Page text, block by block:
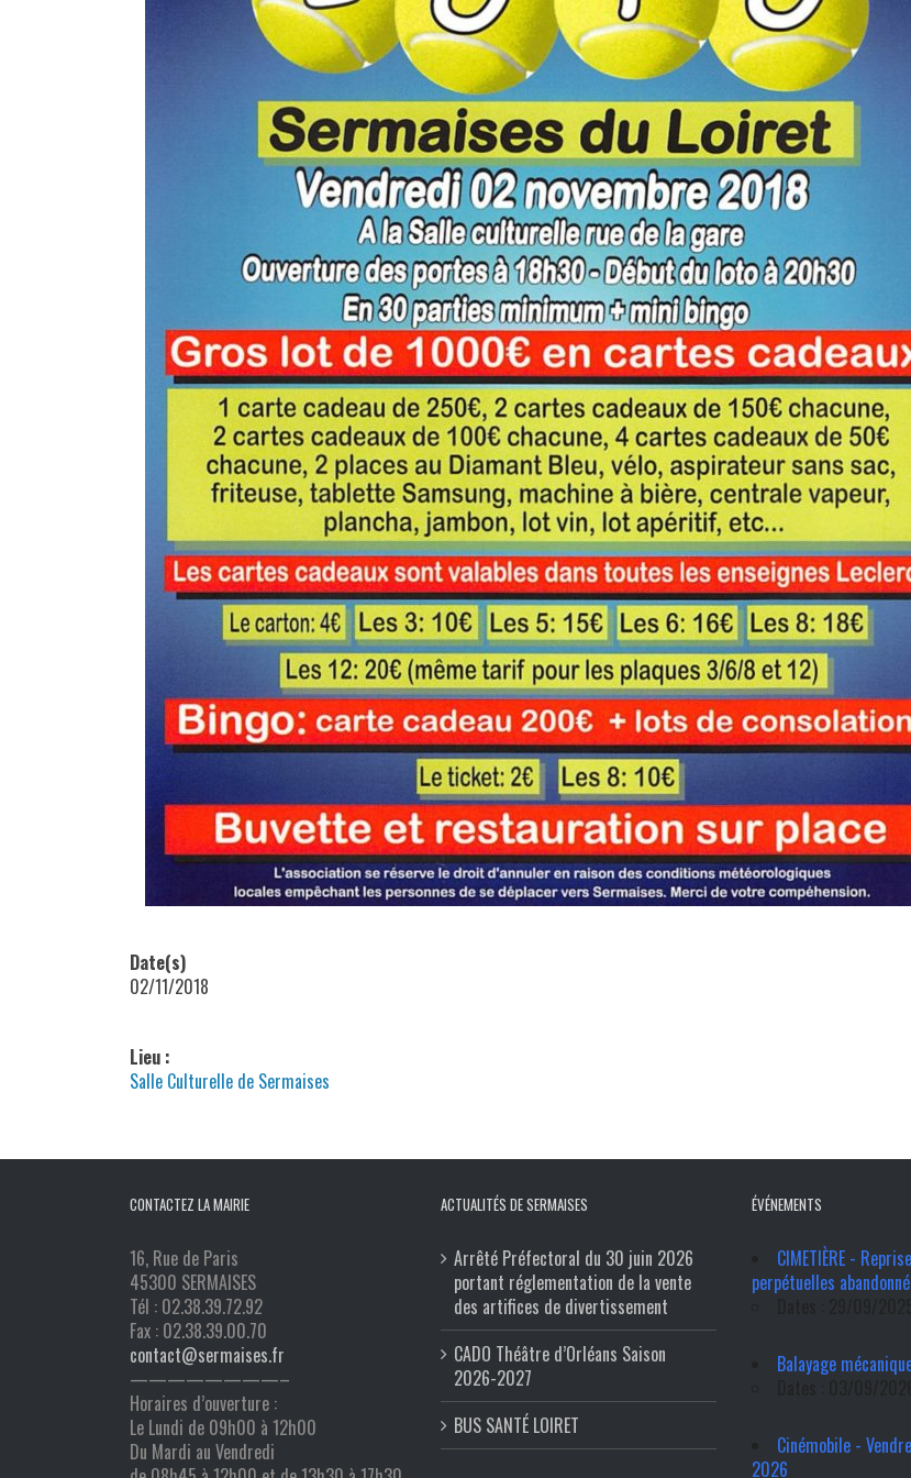
Date(s)
02/11/2018
Lieu :
Salle Culturelle de Sermaises
CONTACTEZ LA MAIRIE
16, Rue de Paris
45300 SERMAISES
Tél : 02.38.39.72.92
Fax : 02.38.39.00.70
contact@sermaises.fr
————————–
Horaires d’ouverture :
Le Lundi de 09h00 à 12h00
Du Mardi au Vendredi
ACTUALITÉS DE SERMAISES
Arrêté Préfectoral du 30 juin 2026
portant réglementation de la vente
des artifices de divertissement
CADO Théâtre d’Orléans Saison
2026-2027
BUS SANTÉ LOIRET
ÉVÉNEMENTS
CIMETIÈRE -
perpétuelles
Balayage
Cinémobile -
2026